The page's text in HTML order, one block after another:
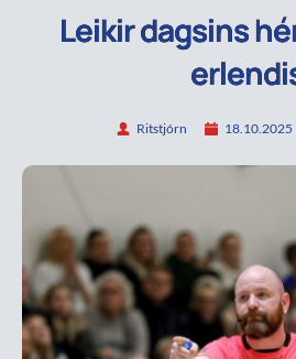
Leikir dagsins
Ritstjórn 18.10.2025